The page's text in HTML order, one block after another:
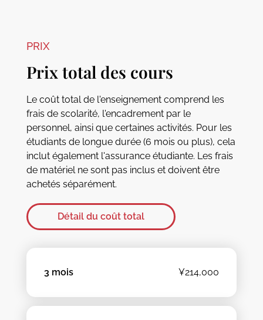
3 mois ¥214,000
PRIX
Prix total des cours
Le coût total de l'enseignement comprend les
frais de scolarité, l'encadrement par le
personnel, ainsi que certaines activités. Pour les
étudiants de longue durée (6 mois ou plus), cela
inclut également l'assurance étudiante. Les frais
de matériel ne sont pas inclus et doivent être
achetés séparément.
Détail du coût total